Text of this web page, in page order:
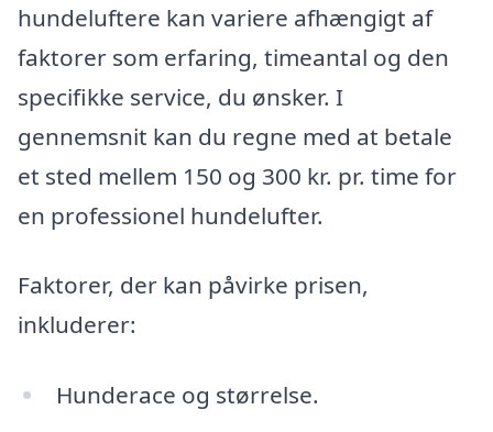
hundeluftere kan variere afhængigt af
faktorer som erfaring, timeantal og den
specifikke service, du ønsker. I
gennemsnit kan du regne med at betale
et sted mellem 150 og 300 kr. pr. time for
en professionel hundelufter.
Faktorer, der kan påvirke prisen,
inkluderer:
Hunderace og størrelse.